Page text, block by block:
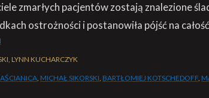
zmarłych pacjentów zostają znalezione
ostrożności i postanowiła pójść na
LYNN KUCHARCZYK
, MICHAŁ SIKORSKI, BARTŁOMIEJ KOTSCHEDOFF,